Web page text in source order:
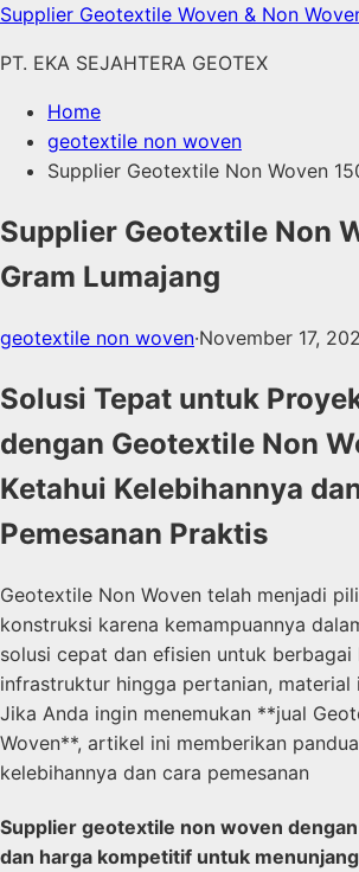
Skip
content
Supplier Geotextile Woven & Non
PT. EKA SEJAHTERA GEOTEX
Home
geotextile non woven
Supplier Geotextile Non Woven
Supplier Geotextile Non
Gram Lumajang
geotextile non woven·November 17,
Solusi Tepat untuk
dengan Geotextile Non
Ketahui Kelebihannya
Pemesanan Praktis
Geotextile Non Woven telah menjadi
konstruksi karena kemampuannya
solusi cepat dan efisien untuk berbagai
infrastruktur hingga pertanian, material
Jika Anda ingin menemukan **jual
Woven**, artikel ini memberikan
kelebihannya dan cara pemesanan
Supplier geotextile non woven
dan harga kompetitif untuk